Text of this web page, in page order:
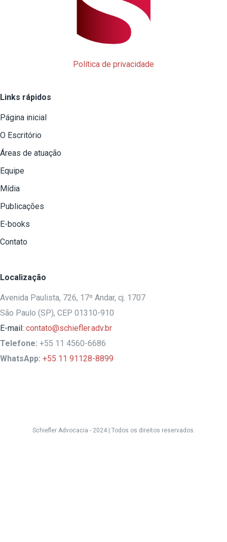
Política de privacidade
Links rápidos
Página inicial
O Escritório
Áreas de atuação
Equipe
Mídia
Publicações
E-books
Contato
Localização
Avenida Paulista, 726, 17º Andar, cj. 1707
São Paulo (SP), CEP 01310-910
E-mail: contato@schiefler.adv.br
Telefone: +55 11 4560-6686
WhatsApp: +55 11 91128-8899
Schiefler Advocacia - 2024 | Todos os direitos reservados.